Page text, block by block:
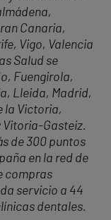
Canaria,
Vigo, Valencia
Salud se
Fuengirola,
Lleida, Madrid,
la Victoria,
Vitoria-Gasteiz.
de 300 puntos
en la red de
compras
servicio a 44
dentales.